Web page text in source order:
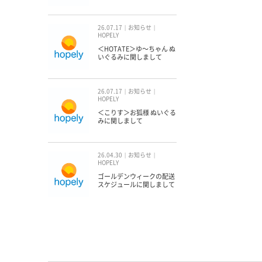
26.07.17
お知らせ
HOPELY
＜HOTATE＞ゆ〜ちゃん ぬ
いぐるみに関しまして
26.07.17
お知らせ
HOPELY
＜こりす＞お狐様 ぬいぐる
みに関しまして
26.04.30
お知らせ
HOPELY
ゴールデンウィークの配送
スケジュールに関しまして